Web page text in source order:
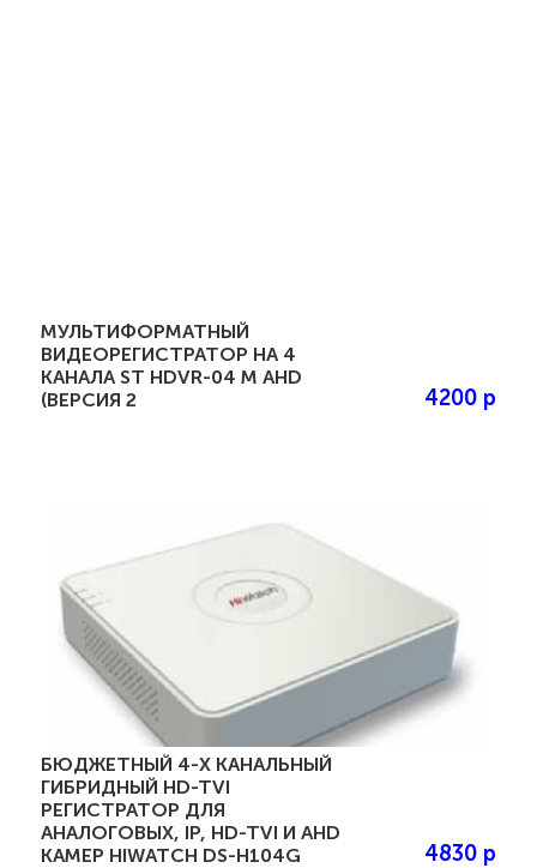
МУЛЬТИФОРМАТНЫЙ
ВИДЕОРЕГИСТРАТОР НА 4
КАНАЛА ST HDVR-04 M AHD
(ВЕРСИЯ 2
4200 р
БЮДЖЕТНЫЙ 4-Х КАНАЛЬНЫЙ
ГИБРИДНЫЙ HD-TVI
РЕГИСТРАТОР ДЛЯ
АНАЛОГОВЫХ, IP, HD-TVI И AHD
КАМЕР HIWATCH DS-H104G
4830 р